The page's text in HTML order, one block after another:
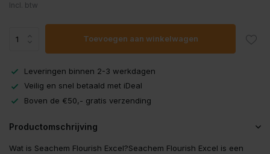
Incl. btw
Toevoegen aan winkelwagen
Leveringen binnen 2-3 werkdagen
Veilig en snel betaald met iDeal
Boven de €50,- gratis verzending
Productomschrijving
Wat is Seachem Flourish Excel?Seachem Flourish Excel is een